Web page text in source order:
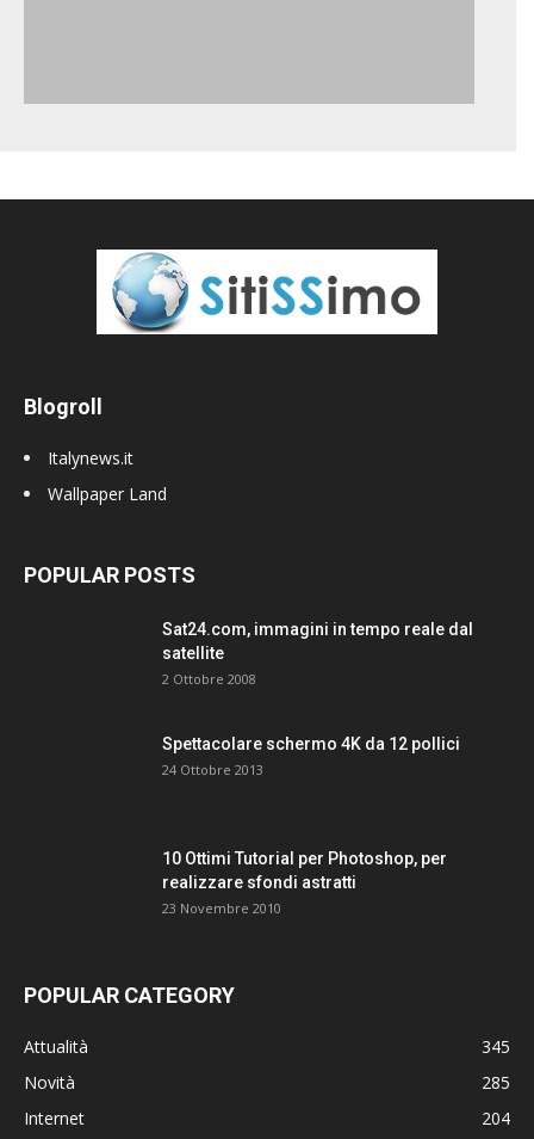
Blogroll
Italynews.it
Wallpaper Land
POPULAR POSTS
Sat24.com, immagini in tempo reale dal
satellite
2 Ottobre 2008
Spettacolare schermo 4K da 12 pollici
24 Ottobre 2013
10 Ottimi Tutorial per Photoshop, per
realizzare sfondi astratti
23 Novembre 2010
POPULAR CATEGORY
Attualità
345
Novità
285
Internet
204